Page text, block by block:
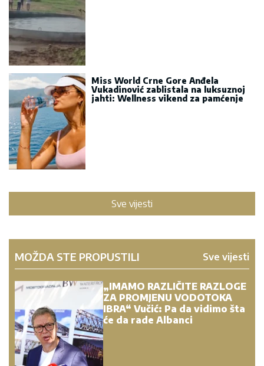
Miss World Crne Gore Anđela
Vukadinović zablistala na luksuznoj
jahti: Wellness vikend za pamćenje
Sve vijesti
MOŽDA STE PROPUSTILI Sve vijesti
„IMAMO RAZLIČITE RAZLOGE
ZA PROMJENU VODOTOKA
IBRA“ Vučić: Pa da vidimo šta
će da rade Albanci